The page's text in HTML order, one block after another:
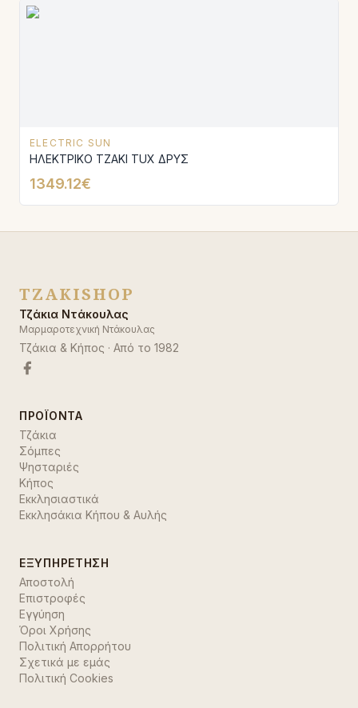
ELECTRIC SUN
ΗΛΕΚΤΡΙΚΟ ΤΖΑΚΙ TUX ΔΡΥΣ
1349.12€
TZAKISHOP
Τζάκια Ντάκουλας
Μαρμαροτεχνική Ντάκουλας
Τζάκια & Κήπος · Από το 1982
ΠΡΟΪΌΝΤΑ
Τζάκια
Σόμπες
Ψησταριές
Κήπος
Εκκλησιαστικά
Εκκλησάκια Κήπου & Αυλής
ΕΞΥΠΗΡΈΤΗΣΗ
Αποστολή
Επιστροφές
Εγγύηση
Όροι Χρήσης
Πολιτική Απορρήτου
Σχετικά με εμάς
Πολιτική Cookies